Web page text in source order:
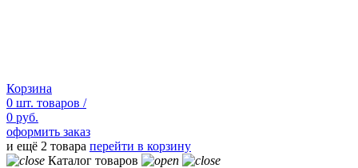
Корзина
0 шт. товаров /
0 руб.
оформить заказ
и ещё 2 товара перейти в корзину
Каталог товаров